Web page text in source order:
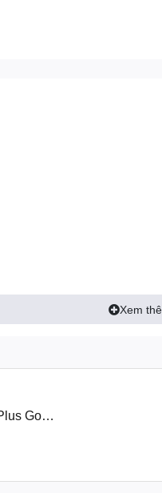
Xem
Gold,